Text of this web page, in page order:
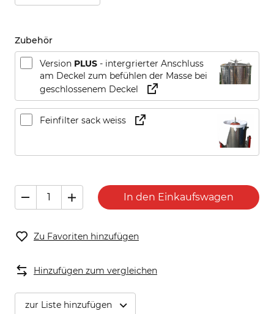
Zubehör
Version PLUS- intergrierter Anschluss
am Deckel zum befühlen der Masse bei
geschlossenem Deckel
Feinfilter sack weiss
In den Einkaufswagen
Zu Favoriten hinzufügen
Hinzufügen zum vergleichen
zur Liste hinzufügen